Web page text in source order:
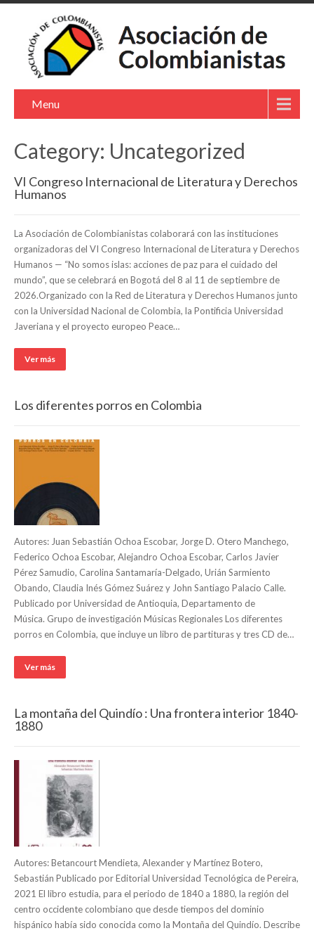
Menu
Category: Uncategorized
VI Congreso Internacional de Literatura y Derechos
Humanos
La Asociación de Colombianistas colaborará con las instituciones
organizadoras del VI Congreso Internacional de Literatura y Derechos
Humanos — “No somos islas: acciones de paz para el cuidado del
mundo”, que se celebrará en Bogotá del 8 al 11 de septiembre de
2026.Organizado con la Red de Literatura y Derechos Humanos junto
con la Universidad Nacional de Colombia, la Pontificia Universidad
Javeriana y el proyecto europeo Peace…
Ver más
Los diferentes porros en Colombia
Autores: Juan Sebastián Ochoa Escobar, Jorge D. Otero Manchego,
Federico Ochoa Escobar, Alejandro Ochoa Escobar, Carlos Javier
Pérez Samudio, Carolina Santamaría-Delgado, Urián Sarmiento
Obando, Claudia Inés Gómez Suárez y John Santiago Palacio Calle.
Publicado por Universidad de Antioquia, Departamento de
Música. Grupo de investigación Músicas Regionales Los diferentes
porros en Colombia, que incluye un libro de partituras y tres CD de…
Ver más
La montaña del Quindío : Una frontera interior 1840-
1880
Autores: Betancourt Mendieta, Alexander y Martínez Botero,
Sebastián Publicado por Editorial Universidad Tecnológica de Pereira,
2021 El libro estudia, para el periodo de 1840 a 1880, la región del
centro occidente colombiano que desde tiempos del dominio
hispánico había sido conocida como la Montaña del Quindío. Describe